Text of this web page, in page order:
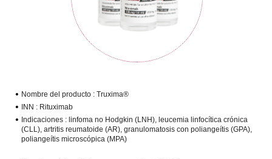
Nombre del producto : Truxima®
INN : Rituximab
Indicaciones : linfoma no Hodgkin (LNH), leucemia linfocítica crónica
(CLL), artritis reumatoide (AR), granulomatosis con poliangeítis (GPA),
poliangeítis microscópica (MPA)